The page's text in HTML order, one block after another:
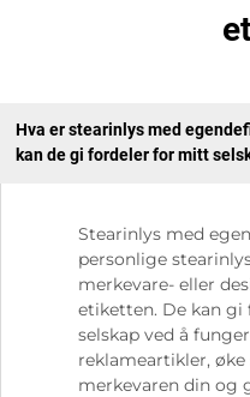
Hva er stearinlys med
kan de gi fordeler for mitt
Stearinlys med
personlige
merkevare- eller
etiketten. De kan
selskap ved å
reklameartikler,
merkevaren din og